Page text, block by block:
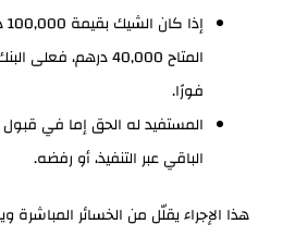
فورًا.
المستفيد له الحق إما في قبول
الباقي عبر التنفيذ، أو رفضه.
هذا الإجراء يقلّل من الخسائر